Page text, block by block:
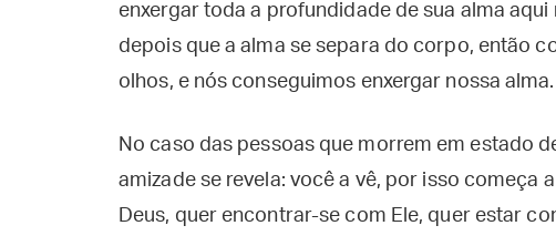
enxergar toda a profundidade de sua alma
depois que a alma se separa do corpo, então
olhos, e nós conseguimos enxergar nossa alma.
No caso das pessoas que morrem em estado
amizade se revela: você a vê, por isso começa
Deus, quer encontrar-se com Ele, quer estar